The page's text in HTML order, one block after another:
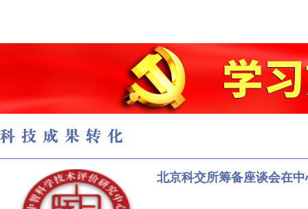
北京科交所筹备座谈会在